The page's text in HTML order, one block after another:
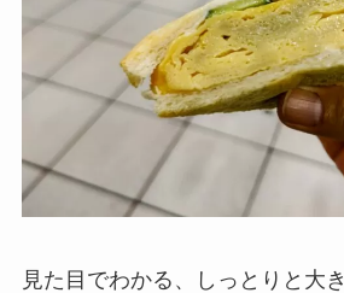
見た目でわかる、しっとりと大